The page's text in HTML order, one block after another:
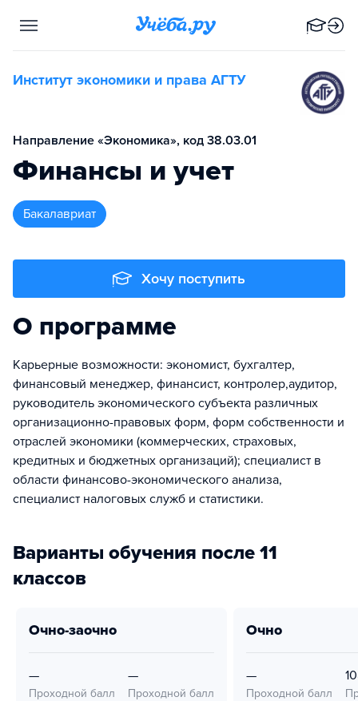
Институт экономики и права АГТУ
Направление «Экономика», код 38.03.01
Финансы и учет
бакалавриат
Хочу поступить
О программе
Карьерные возможности: экономист, бухгалтер,
финансовый менеджер, финансист, контролер,аудитор,
руководитель экономического субъекта различных
организационно-правовых форм, форм собственности и
отраслей экономики (коммерческих, страховых,
кредитных и бюджетных организаций); специалист в
области финансово-экономического анализа,
специалист налоговых служб и статистики.
Варианты обучения после 11
классов
очно-заочно
—
Проходной балл
—
Проходной балл
очно
—
Проходной балл